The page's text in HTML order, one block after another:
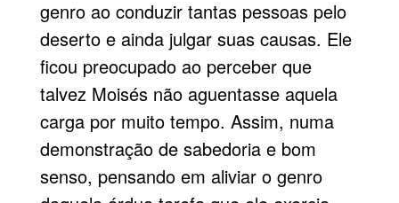
genro ao conduzir tantas pessoas pelo
deserto e ainda julgar suas causas. Ele
ficou preocupado ao perceber que
talvez Moisés não aguentasse aquela
carga por muito tempo. Assim, numa
demonstração de sabedoria e bom
senso, pensando em aliviar o genro